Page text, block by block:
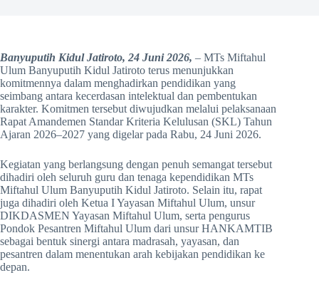
Banyuputih Kidul Jatiroto, 24 Juni 2026, – MTs Miftahul
Ulum Banyuputih Kidul Jatiroto terus menunjukkan
komitmennya dalam menghadirkan pendidikan yang
seimbang antara kecerdasan intelektual dan pembentukan
karakter. Komitmen tersebut diwujudkan melalui pelaksanaan
Rapat Amandemen Standar Kriteria Kelulusan (SKL) Tahun
Ajaran 2026–2027 yang digelar pada Rabu, 24 Juni 2026.
Kegiatan yang berlangsung dengan penuh semangat tersebut
dihadiri oleh seluruh guru dan tenaga kependidikan MTs
Miftahul Ulum Banyuputih Kidul Jatiroto. Selain itu, rapat
juga dihadiri oleh Ketua I Yayasan Miftahul Ulum, unsur
DIKDASMEN Yayasan Miftahul Ulum, serta pengurus
Pondok Pesantren Miftahul Ulum dari unsur HANKAMTIB
sebagai bentuk sinergi antara madrasah, yayasan, dan
pesantren dalam menentukan arah kebijakan pendidikan ke
depan.